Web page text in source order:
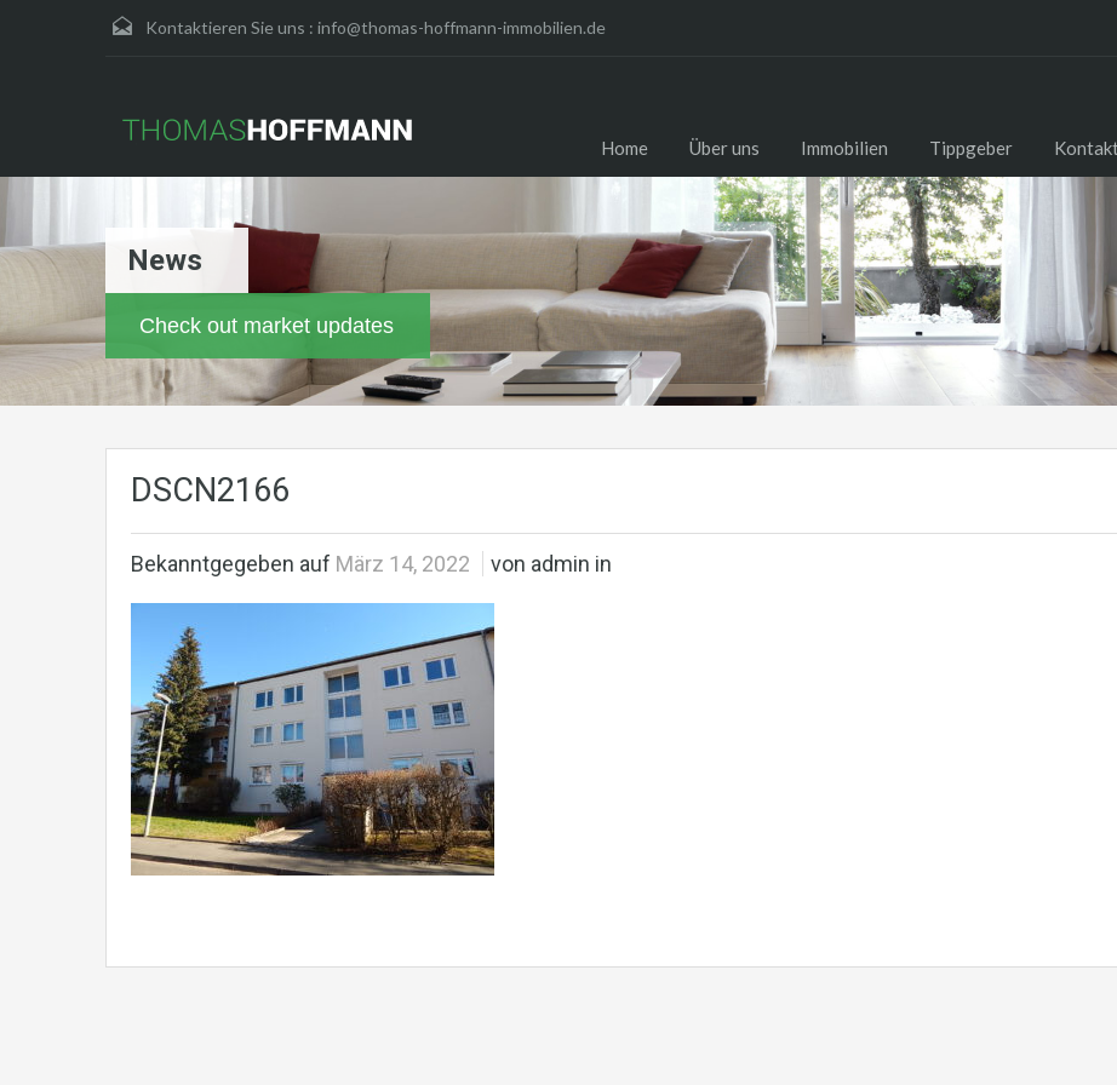
Kontaktieren Sie uns : info@thomas-hoffmann-immobilien.de
Home Über uns Immobilien Tippgeber
News
Check out market updates
DSCN2166
Bekanntgegeben auf März 14, 2022 von admin in